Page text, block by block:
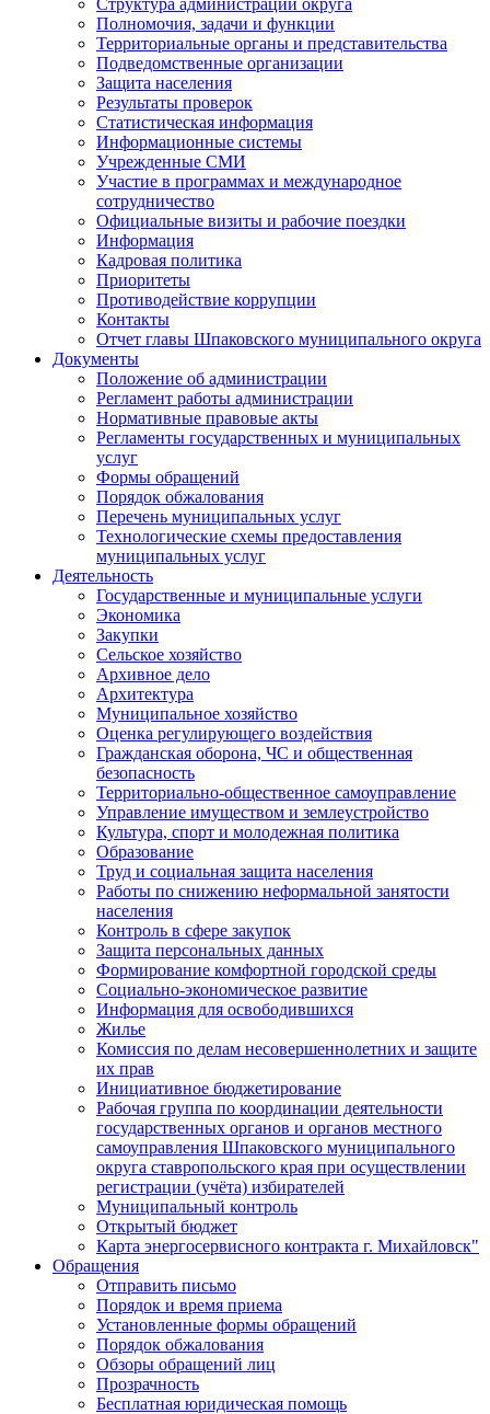
Структура администрации округа
Полномочия, задачи и функции
Территориальные органы и представительства
Подведомственные организации
Защита населения
Результаты проверок
Статистическая информация
Информационные системы
Учрежденные СМИ
Участие в программах и международное
сотрудничество
Официальные визиты и рабочие поездки
Информация
Кадровая политика
Приоритеты
Противодействие коррупции
Контакты
Отчет главы Шпаковского муниципального округа
Документы
Положение об администрации
Регламент работы администрации
Нормативные правовые акты
Регламенты государственных и муниципальных
услуг
Формы обращений
Порядок обжалования
Перечень муниципальных услуг
Технологические схемы предоставления
муниципальных услуг
Деятельность
Государственные и муниципальные услуги
Экономика
Закупки
Сельское хозяйство
Архивное дело
Архитектура
Муниципальное хозяйство
Оценка регулирующего воздействия
Гражданская оборона, ЧС и общественная
безопасность
Территориально-общественное самоуправление
Управление имуществом и землеустройство
Культура, спорт и молодежная политика
Образование
Труд и социальная защита населения
Работы по снижению неформальной занятости
населения
Контроль в сфере закупок
Защита персональных данных
Формирование комфортной городской среды
Социально-экономическое развитие
Информация для освободившихся
Жилье
Комиссия по делам несовершеннолетних и защите
их прав
Инициативное бюджетирование
Рабочая группа по координации деятельности
государственных органов и органов местного
самоуправления Шпаковского муниципального
округа ставропольского края при осуществлении
регистрации (учёта) избирателей
Муниципальный контроль
Открытый бюджет
Карта энергосервисного контракта г. Михайловск"
Обращения
Отправить письмо
Порядок и время приема
Установленные формы обращений
Порядок обжалования
Обзоры обращений лиц
Прозрачность
Бесплатная юридическая помощь